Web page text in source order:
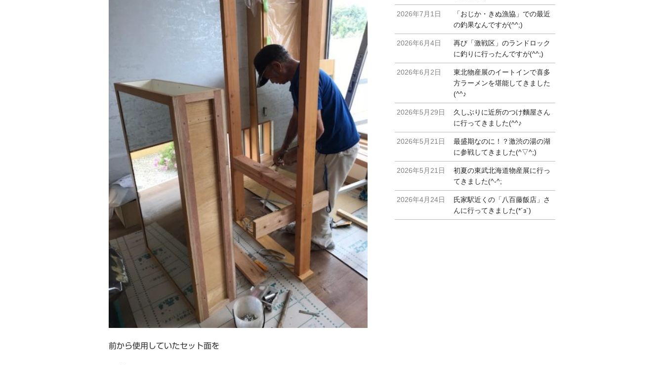
前から使用していたセット面を
2026年7月1日
「おじか・きぬ漁協」での最近
の釣果なんですが(^^;)
2026年6月4日
再び「激戦区」のランドロック
に釣りに行ったんですが(^^;)
2026年6月2日
東北物産展のイートインで喜多
方ラーメンを堪能してきました
(^^♪
2026年5月29日
久しぶりに近所のつけ麵屋さん
に行ってきました(^^♪
2026年5月21日
最盛期なのに！？激渋の湯の湖
に参戦してきました(^▽^;)
2026年5月21日
初夏の東武北海道物産展に行っ
てきました(^-^;
2026年4月24日
氏家駅近くの「八百藤飯店」さ
んに行ってきました(*´з`)